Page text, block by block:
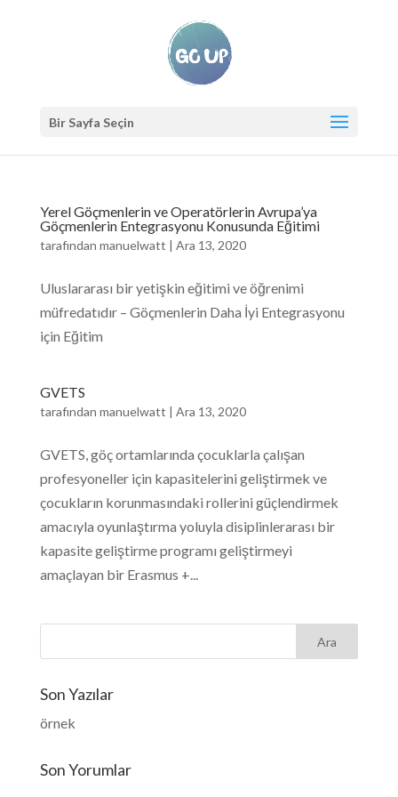
Bir Sayfa Seçin
Yerel Göçmenlerin ve Operatörlerin Avrupa’ya
Göçmenlerin Entegrasyonu Konusunda Eğitimi
tarafından manuelwatt | Ara 13, 2020
Uluslararası bir yetişkin eğitimi ve öğrenimi
müfredatıdır – Göçmenlerin Daha İyi Entegrasyonu
için Eğitim
GVETS
tarafından manuelwatt | Ara 13, 2020
GVETS, göç ortamlarında çocuklarla çalışan
profesyoneller için kapasitelerini geliştirmek ve
çocukların korunmasındaki rollerini güçlendirmek
amacıyla oyunlaştırma yoluyla disiplinlerarası bir
kapasite geliştirme programı geliştirmeyi
amaçlayan bir Erasmus +...
Son Yazılar
örnek
Son Yorumlar